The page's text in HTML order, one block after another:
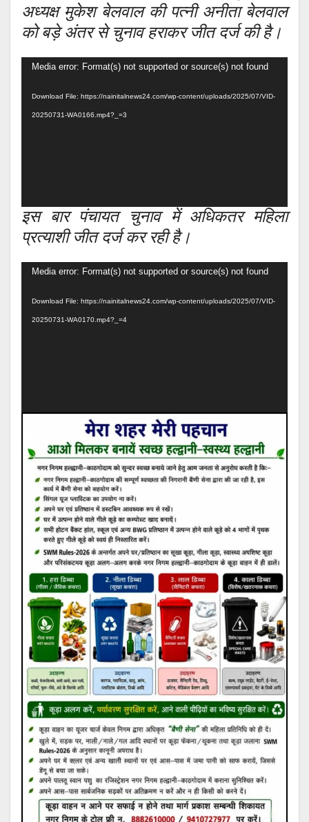
अध्यक्ष मुकेश बेलवाल की पत्नी अनीता बेलवाल
को बड़े अंतर से चुनाव हराकर जीत दर्ज की है।
Video
Media error: Format(s) not supported or source(s) not found
Download File: https://nainitalnews24.com/wp-content/uploads/2025/07/VID-
20250731-WA0166.mp4?_=3
इस बार पंचायत चुनाव में अधिकतर महिला
प्रत्याशी जीत दर्ज कर रही है।
Video
Media error: Format(s) not supported or source(s) not found
Download File: https://nainitalnews24.com/wp-content/uploads/2025/07/VID-
20250731-WA0170.mp4?_=4